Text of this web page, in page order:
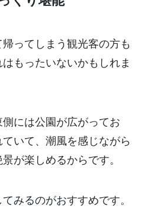
ってしまう観光客の方も
もったいないかもしれま
には公園が広がってお
いて、潮風を感じながら
が楽しめるからです。
みるのがおすすめです。